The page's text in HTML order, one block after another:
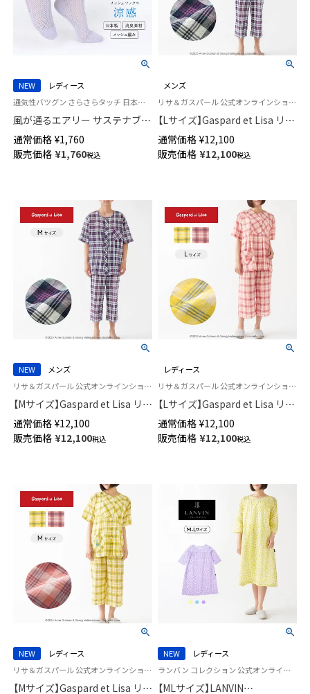
NEW
レディース
通気性バツグン さらさらタッチ 日本製 婦人 女性 靴下 ナイガイ コンフォート
風が通るエアリー サステナブル
素材 ショート丈 ソックス 涼感
メッシュ 消臭素材 NAIGAI
COMFORT レディース
通常価格 ¥1,760
販売価格 ¥1,760税込
メンズ
リサ＆ガスパール 公式オンラインショップ 紳士 パジャマ
【Lサイズ】Gaspard et Lisa リサ
とガスパール 軽くて柔らかい
薄手 パジャマ 前開き 5分袖 7分
丈パンツ 2人のサマープラン柄
通常価格 ¥12,100
販売価格 ¥12,100税込
NEW
メンズ
リサ＆ガスパール 公式オンラインショップ 紳士 パジャマ
【Mサイズ】Gaspard et Lisa リサ
とガスパール 軽くて柔らかい
薄手 パジャマ 前開き 5分袖 7分
丈パンツ 2人のサマープラン柄
通常価格 ¥12,100
販売価格 ¥12,100税込
レディース
リサ＆ガスパール 公式オンラインショップ 婦人 パジャマ
【Lサイズ】Gaspard et Lisa リサ
とガスパール 軽くて柔らかい
薄手 パジャマ 前開き 5分袖 7分
丈パンツ 2人のサマープラン柄
通常価格 ¥12,100
販売価格 ¥12,100税込
NEW
レディース
リサ＆ガスパール 公式オンラインショップ 婦人 パジャマ
【Mサイズ】Gaspard et Lisa リサ
NEW
レディース
ランバン コレクション 公式オンラインショップ 婦人 パジャマ
【MLサイズ】LANVIN